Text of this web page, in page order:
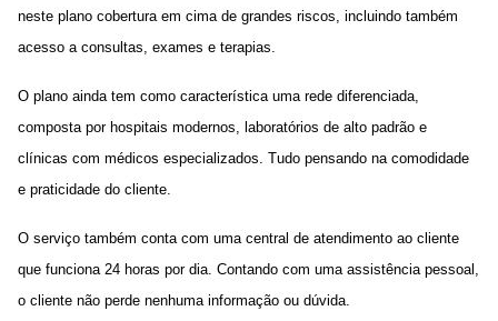
neste plano cobertura em cima de grandes riscos, incluindo também
acesso a consultas, exames e terapias.
O plano ainda tem como característica uma rede diferenciada,
composta por hospitais modernos, laboratórios de alto padrão e
clínicas com médicos especializados. Tudo pensando na comodidade
e praticidade do cliente.
O serviço também conta com uma central de atendimento ao cliente
que funciona 24 horas por dia. Contando com uma assistência pessoal,
o cliente não perde nenhuma informação ou dúvida.